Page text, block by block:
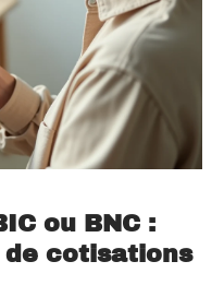
ou BNC :
de cotisations